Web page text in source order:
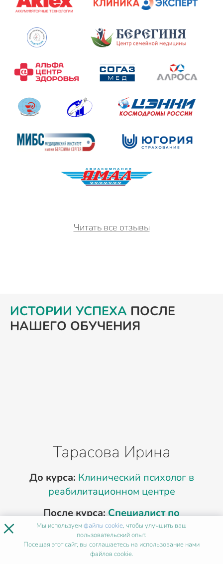
Читать все отзывы
ИСТОРИИ УСПЕХА ПОСЛЕ
НАШЕГО ОБУЧЕНИЯ
Тарасова Ирина
До курса: Клинический психолог в
реабилитационном центре
После курса:Специалист по
нейрокогнитивной коррекции после
инсульта
× Мы используемфайлы cookie, чтобы улучшить ваш
пользовательский опыт.
Посещая этот сайт, вы соглашаетесь на использование нами
файлов cookie.